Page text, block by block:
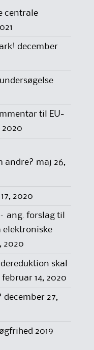
centrale
december
til EU-
2020
andre? maj 26,
2020
ang. forslag til
elektroniske
2020
skal
februar 14, 2020
december 27,
2019